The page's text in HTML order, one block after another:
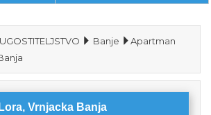
Banje
Apartman
Vrnjacka Banja